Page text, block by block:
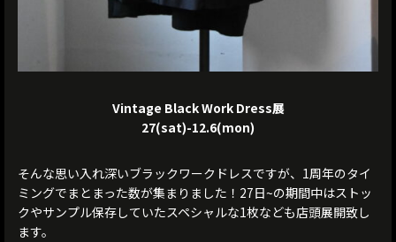
Vintage Black Work Dress展
27(sat)-12.6(mon)
そんな思い入れ深いブラックワークドレスですが、1周年のタイ
ミングでまとまった数が集まりました！27日~の期間中はストッ
クやサンプル保存していたスペシャルな1枚なども店頭展開致し
ます。